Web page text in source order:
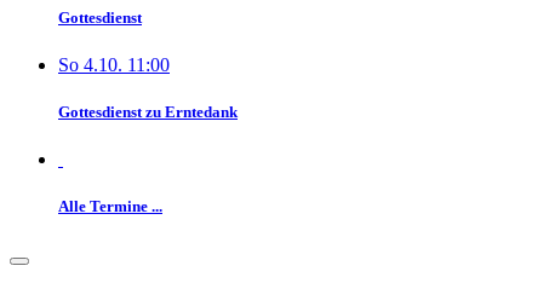
Gottesdienst
So 4.10. 11:00
Gottesdienst zu Erntedank
Alle Termine ...